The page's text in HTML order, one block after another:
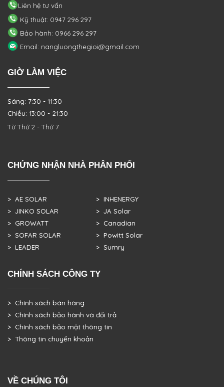
Liên hệ tư vấn
Kỹ thuật: 0947 296 297
Bảo hành: 0966 296 297
Email: nangluongthegioi@gmail.com
GIỜ LÀM VIỆC
Sáng: 7:30 - 11:30
Chiều: 13:00 - 21:30
Từ Thứ 2 - Thứ 7
CHỨNG NHẬN NHÀ PHÂN PHỐI
> AE SOLAR
> JINKO SOLAR
> GROWATT
> SOFAR SOLAR
> LEADER
> INHENERGY
> JA Solar
> Canadian
> Powitt Solar
> Sumry
CHÍNH SÁCH CÔNG TY
> Chính sách bán hàng
> Chính sách bảo hành và đổi trả
> Chính sách bảo mật thông tin
> Thông tin chuyển khoản
VỀ CHÚNG TÔI